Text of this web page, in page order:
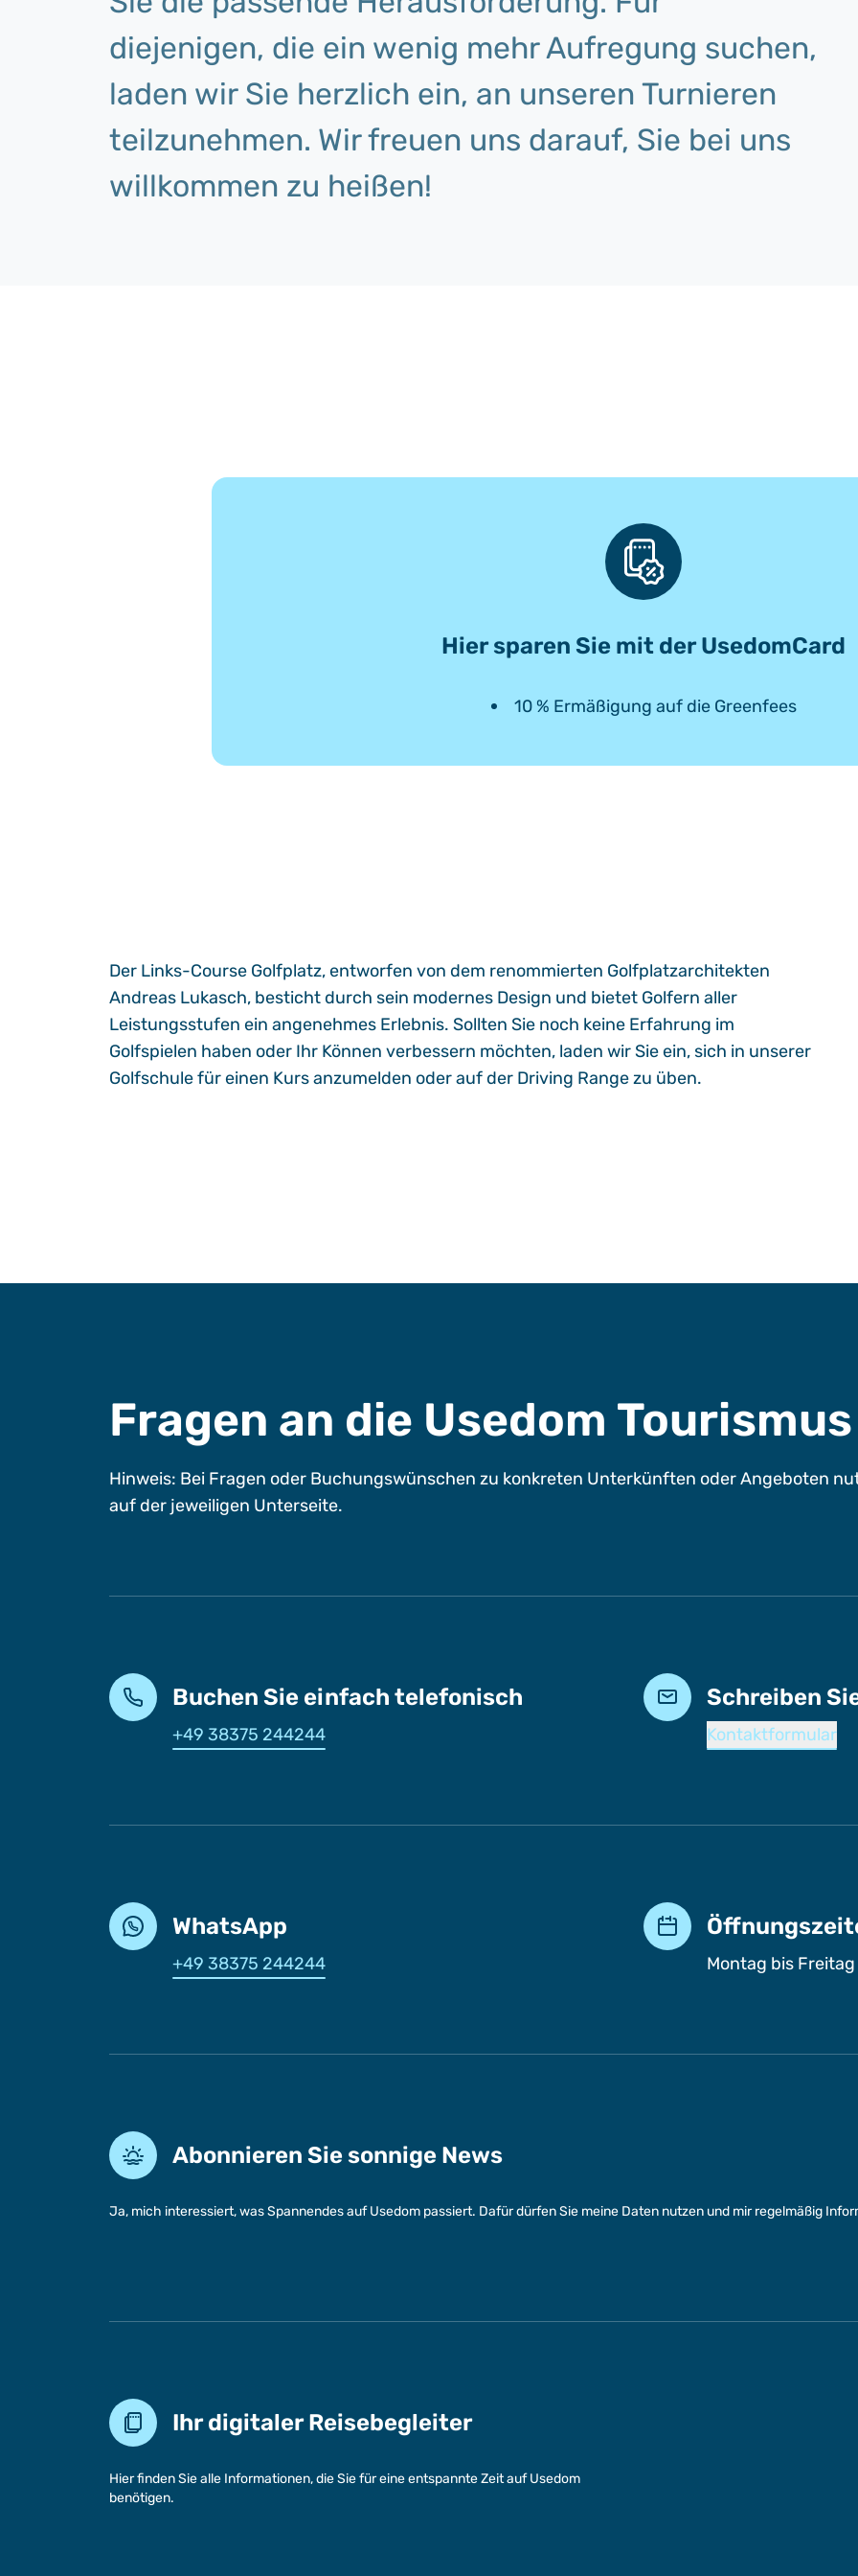
diejenigen, die ein wenig mehr Aufregung suchen,
laden wir Sie herzlich ein, an unseren Turnieren
teilzunehmen. Wir freuen uns darauf, Sie bei uns
willkommen zu heißen!
Hier sparen Sie mit der UsedomCard
10 % Ermäßigung auf die Greenfees
Der Links-Course Golfplatz, entworfen von dem renommierten Golfplatzarchitekten
Andreas Lukasch, besticht durch sein modernes Design und bietet Golfern aller
Leistungsstufen ein angenehmes Erlebnis. Sollten Sie noch keine Erfahrung im
Golfspielen haben oder Ihr Können verbessern möchten, laden wir Sie ein, sich in unserer
Golfschule für einen Kurs anzumelden oder auf der Driving Range zu üben.
Fragen an die Usedom
Hinweis: Bei Fragen oder Buchungswünschen zu konkreten Unterkünften oder Angeboten
auf der jeweiligen Unterseite.
Buchen Sie einfach telefonisch
+49 38375 244244
Schreiben
Kontaktformular
WhatsApp
+49 38375 244244 Montag bis
Abonnieren Sie sonnige News
Ja, mich interessiert, was Spannendes auf Usedom passiert. Dafür dürfen Sie meine Daten nutzen und mir regelmäßig
Ihr digitaler Reisebegleiter
Hier finden Sie alle Informationen, die Sie für eine entspannte Zeit auf Usedom
benötigen.